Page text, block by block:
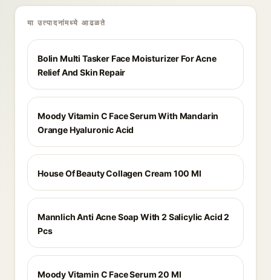
या उत्पादनांमध्ये आढळते
Bolin Multi Tasker Face Moisturizer For Acne
Relief And Skin Repair
Moody Vitamin C Face Serum With Mandarin
Orange Hyaluronic Acid
House Of Beauty Collagen Cream 100 Ml
Mannlich Anti Acne Soap With 2 Salicylic Acid 2
Pcs
Moody Vitamin C Face Serum 20 Ml